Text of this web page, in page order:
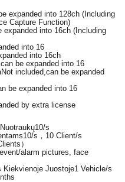
expanded into 128ch (Including
Capture Function)
expanded into 16ch (Including
into 16
into 16ch
be expanded into 16
Not included,can be expanded
be expanded into 16
by extra license
10/s
10/s，10 Client/s
）
alarm pictures, face
Kiekvienoje Juostoje1 Vehicle/s